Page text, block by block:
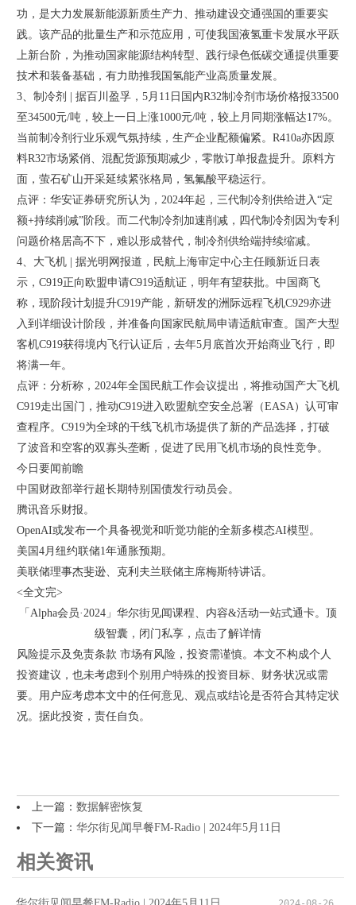
功，是大力发展新能源新质生产力、推动建设交通强国的重要实
践。该产品的批量生产和示范应用，可使我国液氢重卡发展水平跃
上新台阶，为推动国家能源结构转型、践行绿色低碳交通提供重要
技术和装备基础，有力助推我国氢能产业高质量发展。
3、制冷剂 | 据百川盈孚，5月11日国内R32制冷剂市场价格报33500
至34500元/吨，较上一日上涨1000元/吨，较上月同期涨幅达17%。
当前制冷剂行业乐观气氛持续，生产企业配额偏紧。R410a亦因原
料R32市场紧俏、混配货源预期减少，零散订单报盘提升。原料方
面，萤石矿山开采延续紧张格局，氢氟酸平稳运行。
点评：华安证券研究所认为，2024年起，三代制冷剂供给进入“定
额+持续削减”阶段。而二代制冷剂加速削减，四代制冷剂因为专利
问题价格居高不下，难以形成替代，制冷剂供给端持续缩减。
4、大飞机 | 据光明网报道，民航上海审定中心主任顾新近日表
示，C919正向欧盟申请C919适航证，明年有望获批。中国商飞
称，现阶段计划提升C919产能，新研发的洲际远程飞机C929亦进
入到详细设计阶段，并准备向国家民航局申请适航审查。国产大型
客机C919获得境内飞行认证后，去年5月底首次开始商业飞行，即
将满一年。
点评：分析称，2024年全国民航工作会议提出，将推动国产大飞机
C919走出国门，推动C919进入欧盟航空安全总署（EASA）认可审
查程序。C919为全球的干线飞机市场提供了新的产品选择，打破
了波音和空客的双寡头垄断，促进了民用飞机市场的良性竞争。
今日要闻前瞻
中国财政部举行超长期特别国债发行动员会。
腾讯音乐财报。
OpenAI或发布一个具备视觉和听觉功能的全新多模态AI模型。
美国4月纽约联储1年通胀预期。
美联储理事杰斐逊、克利夫兰联储主席梅斯特讲话。
<全文完>
「Alpha会员·2024」华尔街见闻课程、内容&活动一站式通卡。顶
级智囊，闭门私享，点击了解详情
风险提示及免责条款 市场有风险，投资需谨慎。本文不构成个人
投资建议，也未考虑到个别用户特殊的投资目标、财务状况或需
要。用户应考虑本文中的任何意见、观点或结论是否符合其特定状
况。据此投资，责任自负。
上一篇： 数据解密恢复
下一篇： 华尔街见闻早餐FM-Radio | 2024年5月11日
相关资讯